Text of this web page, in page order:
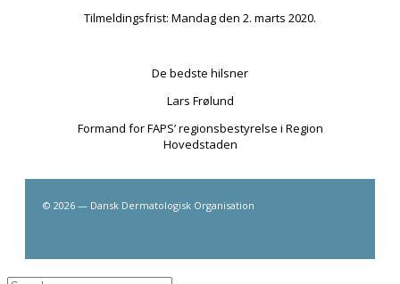
Tilmeldingsfrist: Mandag den 2. marts 2020.
De bedste hilsner
Lars Frølund
Formand for FAPS’ regionsbestyrelse i Region
Hovedstaden
© 2026 — Dansk Dermatologisk Organisation